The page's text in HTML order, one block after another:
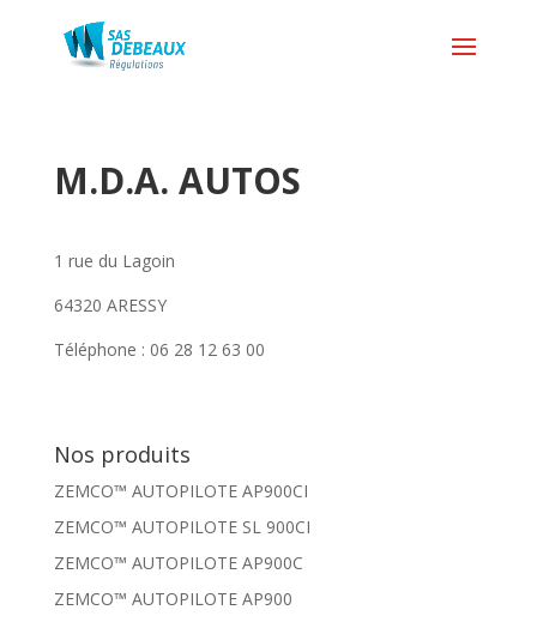
M.D.A. AUTOS
1 rue du Lagoin
64320 ARESSY
Téléphone : 06 28 12 63 00
Nos produits
ZEMCO™ AUTOPILOTE AP900CI
ZEMCO™ AUTOPILOTE SL 900CI
ZEMCO™ AUTOPILOTE AP900C
ZEMCO™ AUTOPILOTE AP900